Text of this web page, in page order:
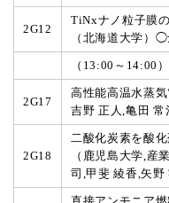
2G12
TiNxナノ粒子膜
（北海道大学）
（13:00～14:00）
2G17
高性能高温水蒸
吉野 正人,亀田 常
2G18
二酸化炭素を酸
（鹿児島大学,産
司,甲斐 綾香,矢野